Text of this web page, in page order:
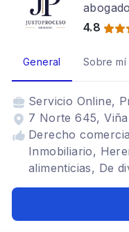
4.8
General Sobre mí
Servicio Online,
7 Norte 645,
Derecho
Inmobiliario,
alimenticias, De